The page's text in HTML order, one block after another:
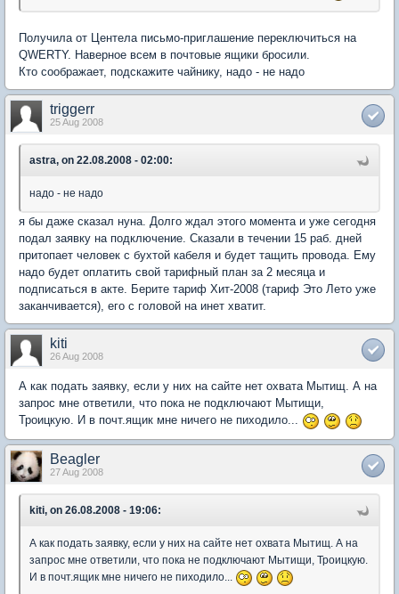
Получила от Центела письмо-приглашение переключиться на
QWERTY. Наверное всем в почтовые ящики бросили.
Кто соображает, подскажите чайнику, надо - не надо
triggerr
25 Aug 2008
astra, on 22.08.2008 - 02:00:
надо - не надо
я бы даже сказал нуна. Долго ждал этого момента и уже сегодня
подал заявку на подключение. Сказали в течении 15 раб. дней
притопает человек с бухтой кабеля и будет тащить провода. Ему
надо будет оплатить свой тарифный план за 2 месяца и
подписаться в акте. Берите тариф Хит-2008 (тариф Это Лето уже
заканчивается), его с головой на инет хватит.
kiti
26 Aug 2008
А как подать заявку, если у них на сайте нет охвата Мытищ. А на
запрос мне ответили, что пока не подключают Мытищи,
Троицкую. И в почт.ящик мне ничего не пиходило...
Beagler
27 Aug 2008
kiti, on 26.08.2008 - 19:06:
А как подать заявку, если у них на сайте нет охвата Мытищ. А на
запрос мне ответили, что пока не подключают Мытищи, Троицкую.
И в почт.ящик мне ничего не пиходило...